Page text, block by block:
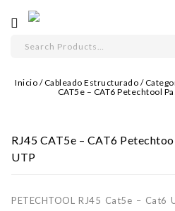
Inicio /Cableado Estructurado /
CAT5e – CAT6 Petechtool
RJ45 CAT5e – CAT6
UTP
PETECHTOOL RJ45 Cat5e – Cat6